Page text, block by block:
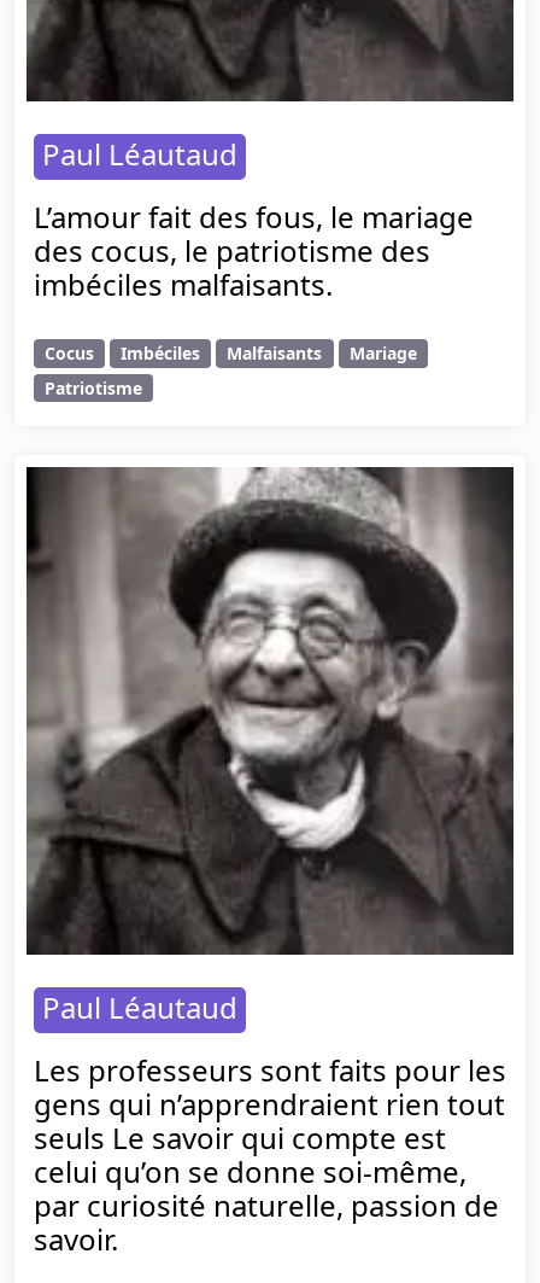
Paul Léautaud
L’amour fait des fous, le mariage
des cocus, le patriotisme des
imbéciles malfaisants.
Cocus Imbéciles Malfaisants
Mariage
Patriotisme
Paul Léautaud
Les professeurs sont faits pour les
gens qui n’apprendraient rien tout
seuls Le savoir qui compte est
celui qu’on se donne soi-même,
par curiosité naturelle, passion de
savoir.